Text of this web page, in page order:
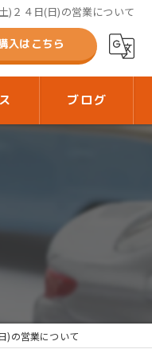
)２４日(日)の営業について
入はこちら
ブログ
)の営業について